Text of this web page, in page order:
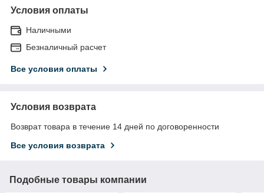
Условия оплаты
Наличными
Безналичный расчет
Все условия оплаты
Условия возврата
Возврат товара в течение 14 дней по договоренности
Все условия возврата
Подобные товары компании